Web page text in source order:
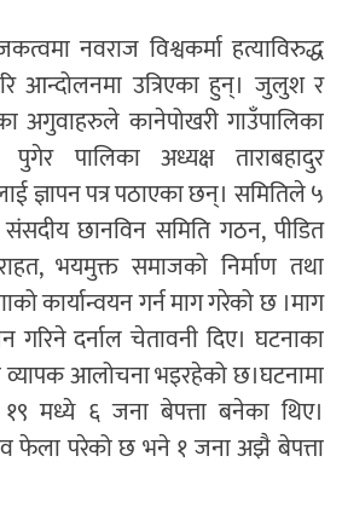
नवराज विश्वकर्मा हत्याविरुद्ध
आन्दोलनमा उत्रिएका हुन्। जुलुश र
अगुवाहरुले कानेपोखरी गाउँपालिका
पुगेर पालिका अध्यक्ष ताराबहादुर
ज्ञापन पत्र पठाएका छन्। समितिले ५
संसदीय छानविन समिति गठन, पीडित
भयमुक्त समाजको निर्माण तथा
कार्यान्वयन गर्न माग गरेको छ ।माग
दर्नाल चेतावनी दिए। घटनाका
व्यापक आलोचना भइरहेको छ।घटनामा
मध्ये ६ जना बेपत्ता बनेका थिए।
फेला परेको छ भने १ जना अझै बेपत्ता